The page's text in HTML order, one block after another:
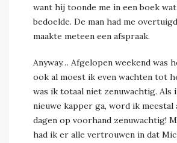
want hij toonde me in een boek
bedoelde. De man had me
maakte meteen een afspraak.
Anyway… Afgelopen weekend was
ook al moest ik even wachten tot
was ik totaal niet zenuwachtig. Als
nieuwe kapper ga, word ik meestal
dagen op voorhand zenuwachtig!
had ik er alle vertrouwen in dat